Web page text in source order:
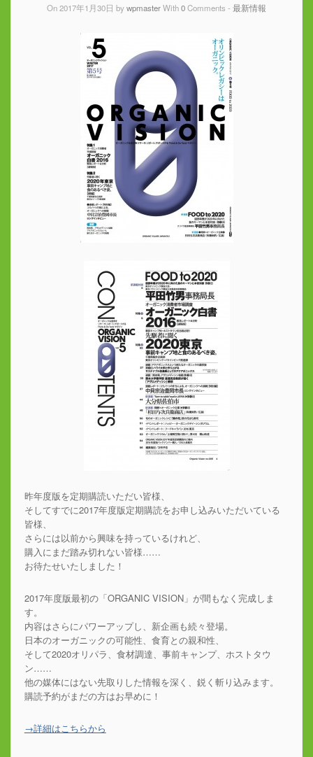
On 2017年1月30日 bywpmasterWith0Comments - 最新情報
昨年度版を定期購読いただい皆様、
そしてすでに2017年度版定期購読をお申し込みいただいている
皆様、
さらには以前から興味を持っているけれど、
購入にまだ踏み切れない皆様……
お待たせいたしました！
2017年度版最初の「ORGANIC VISION」が間もなく完成しま
す。
内容はさらにパワーアップし、新企画も続々登場。
日本のオーガニックの可能性、食育との親和性、
そして2020オリパラ、食材調達、事前キャンプ、ホストタウ
ン……
他の媒体にはない先取りした情報を深く、鋭く斬り込みます。
購読予約がまだの方はお早めに！
→詳細はこちらから